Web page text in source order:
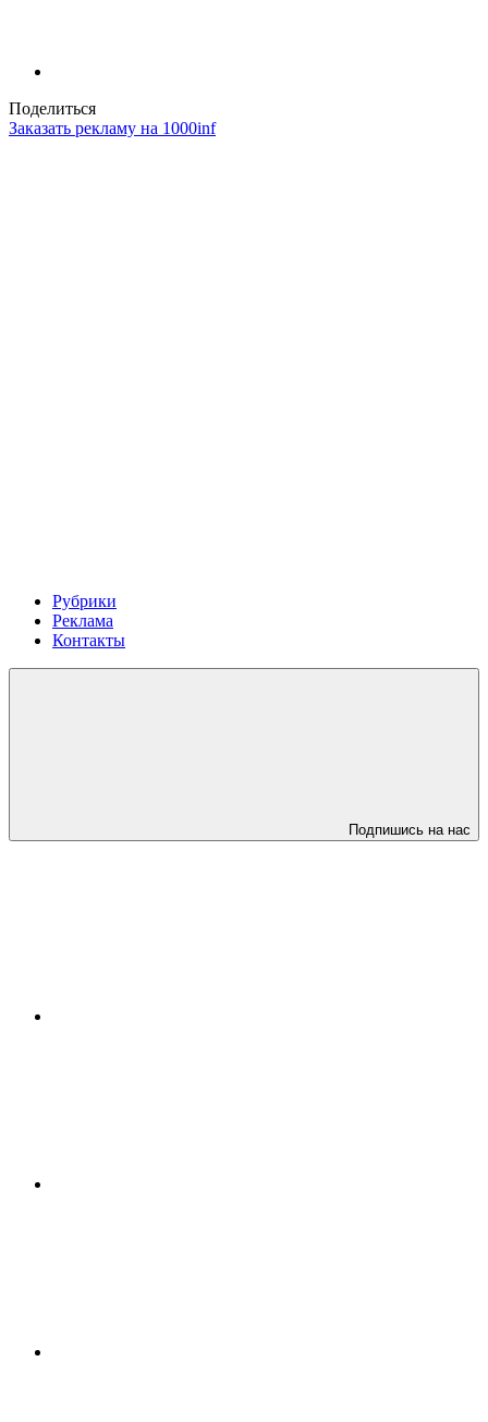
Поделиться
Заказать рекламу на 1000inf
Рубрики
Реклама
Контакты
Подпишись на нас